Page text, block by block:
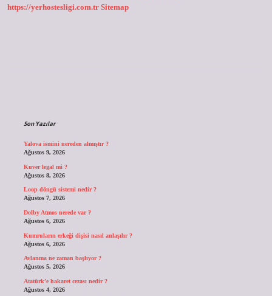
https://yerhostesligi.com.tr Sitemap
Son Yazılar
Yalova ismini nereden almıştır ?
Ağustos 9, 2026
Kuver legal mi ?
Ağustos 8, 2026
Loop döngü sistemi nedir ?
Ağustos 7, 2026
Dolby Atmos nerede var ?
Ağustos 6, 2026
Kumruların erkeği dişisi nasıl anlaşılır ?
Ağustos 6, 2026
Avlanma ne zaman başlıyor ?
Ağustos 5, 2026
Atatürk’e hakaret cezası nedir ?
Ağustos 4, 2026